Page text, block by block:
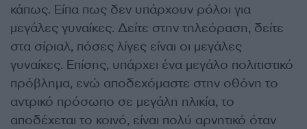
κάπως. Είπα πως δεν υπάρχουν ρόλοι για
μεγάλες γυναίκες. Δείτε στην τηλεόραση, δείτε
στα σίριαλ, πόσες λίγες είναι οι μεγάλες
γυναίκες. Επίσης, υπάρχει ένα μεγάλο πολιτιστικό
πρόβλημα, ενώ αποδεχόμαστε στην οθόνη το
αντρικό πρόσωπο σε μεγάλη ηλικία, το
αποδέχεται το κοινό, είναι πολύ αρνητικό όταν